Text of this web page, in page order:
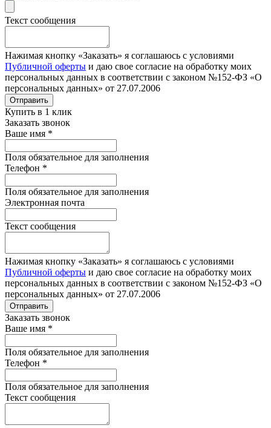
Текст сообщения
Нажимая кнопку «Заказать» я соглашаюсь с условиями
Публичной оферты и даю свое согласие на обработку моих
персональных данных в соответствии с законом №152-ФЗ «О
персональных данных» от 27.07.2006
Отправить
Купить в 1 клик
Заказать звонок
Ваше имя *
Поля обязательное для заполнения
Телефон *
Поля обязательное для заполнения
Электронная почта
Текст сообщения
Нажимая кнопку «Заказать» я соглашаюсь с условиями
Публичной оферты и даю свое согласие на обработку моих
персональных данных в соответствии с законом №152-ФЗ «О
персональных данных» от 27.07.2006
Отправить
Заказать звонок
Ваше имя *
Поля обязательное для заполнения
Телефон *
Поля обязательное для заполнения
Текст сообщения